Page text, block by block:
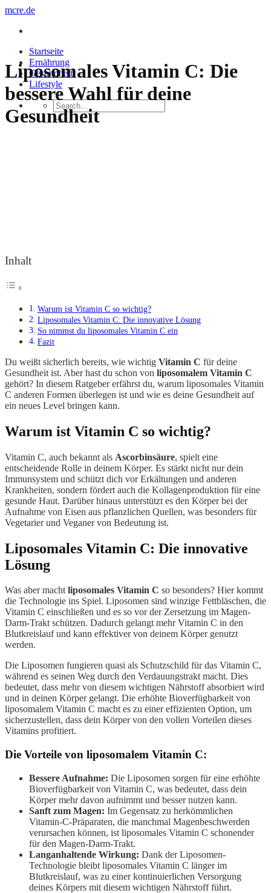
Zum
springen
mcre.de
Startseite
Ernährung
Gesundheit
Lifestyle
Liposomales Vitamin C: Die
bessere Wahl für deine
Gesundheit
Inhalt
Warum ist Vitamin C so wichtig?
Liposomales Vitamin C: Die innovative Lösung
So nimmst du liposomales Vitamin C ein
Fazit
Du weißt sicherlich bereits, wie wichtig Vitamin C für deine
Gesundheit ist. Aber hast du schon von liposomalem Vitamin C
gehört? In diesem Ratgeber erfährst du, warum liposomales Vitamin
C anderen Formen überlegen ist und wie es deine Gesundheit auf
ein neues Level bringen kann.
Warum ist Vitamin C so wichtig?
Vitamin C, auch bekannt als Ascorbinsäure, spielt eine
entscheidende Rolle in deinem Körper. Es stärkt nicht nur dein
Immunsystem und schützt dich vor Erkältungen und anderen
Krankheiten, sondern fördert auch die Kollagenproduktion für eine
gesunde Haut. Darüber hinaus unterstützt es den Körper bei der
Aufnahme von Eisen aus pflanzlichen Quellen, was besonders für
Vegetarier und Veganer von Bedeutung ist.
Liposomales Vitamin C: Die innovative
Lösung
Was aber machtliposomales Vitamin C so besonders? Hier kommt
die Technologie ins Spiel. Liposomen sind winzige Fettbläschen, die
Vitamin C einschließen und es so vor der Zersetzung im Magen-
Darm-Trakt schützen. Dadurch gelangt mehr Vitamin C in den
Blutkreislauf und kann effektiver von deinem Körper genutzt
werden.
Die Liposomen fungieren quasi als Schutzschild für das Vitamin C,
während es seinen Weg durch den Verdauungstrakt macht. Dies
bedeutet, dass mehr von diesem wichtigen Nährstoff absorbiert wird
und in deinen Körper gelangt. Die erhöhte Bioverfügbarkeit von
liposomalem Vitamin C macht es zu einer effizienten Option, um
sicherzustellen, dass dein Körper von den vollen Vorteilen dieses
Vitamins profitiert.
Die Vorteile von liposomalem Vitamin C:
Bessere Aufnahme: Die Liposomen sorgen für eine erhöhte
Bioverfügbarkeit von Vitamin C, was bedeutet, dass dein
Körper mehr davon aufnimmt und besser nutzen kann.
Sanft zum Magen: Im Gegensatz zu herkömmlichen
Vitamin-C-Präparaten, die manchmal Magenbeschwerden
verursachen können, ist liposomales Vitamin C schonender
für den Magen-Darm-Trakt.
Langanhaltende Wirkung: Dank der Liposomen-
Technologie bleibt liposomales Vitamin C länger im
Blutkreislauf, was zu einer kontinuierlichen Versorgung
deines Körpers mit diesem wichtigen Nährstoff führt.